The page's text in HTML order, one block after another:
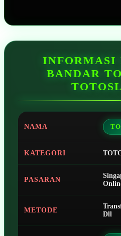
INFORMASI
BANDAR
NAMA
KATEGORI
PASARAN
METODE
Dll